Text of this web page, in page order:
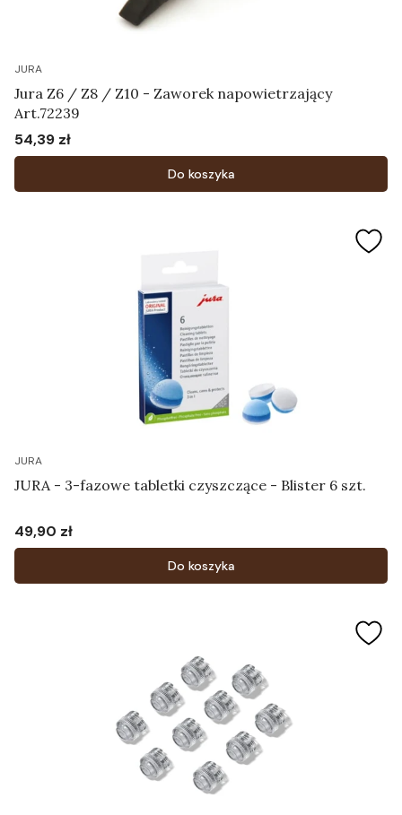
JURA
Jura Z6 / Z8 / Z10 - Zaworek napowietrzający
Art.72239
Cena
54,39 zł
Do koszyka
JURA
JURA - 3-fazowe tabletki czyszczące - Blister 6 szt.
Cena
49,90 zł
Do koszyka